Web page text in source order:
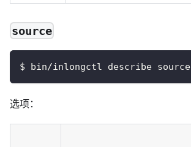
source
$ bin/inlongctl describe source
选项：